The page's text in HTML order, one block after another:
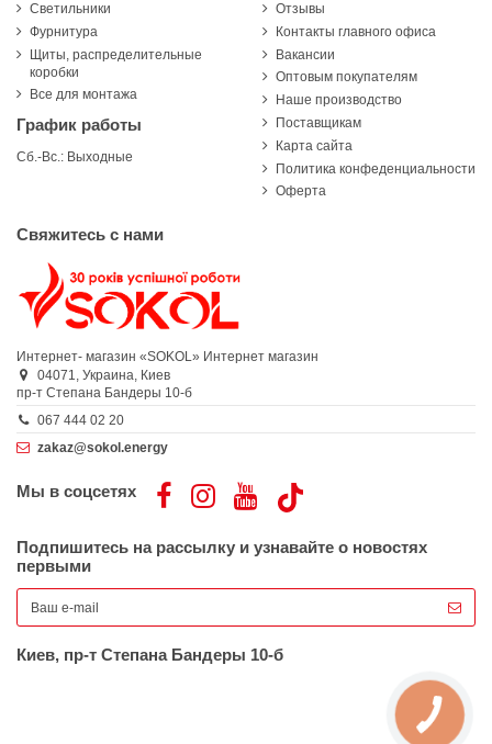
Светильники
Фурнитура
Щиты, распределительные
коробки
Все для монтажа
График работы
Сб.-Вс.: Выходные
Отзывы
Контакты главного офиса
Вакансии
Оптовым покупателям
Наше производство
Поставщикам
Карта сайта
Политика конфеденциальности
Оферта
Свяжитесь с нами
Интернет- магазин «SOKOL» Интернет магазин
04071, Украина, Киев
пр-т Степана Бандеры 10-б
067 444 02 20
zakaz@sokol.energy
Мы в соцсетях
Подпишитесь на рассылку и узнавайте о новостях
первыми
Киев, пр-т Степана Бандеры 10-б